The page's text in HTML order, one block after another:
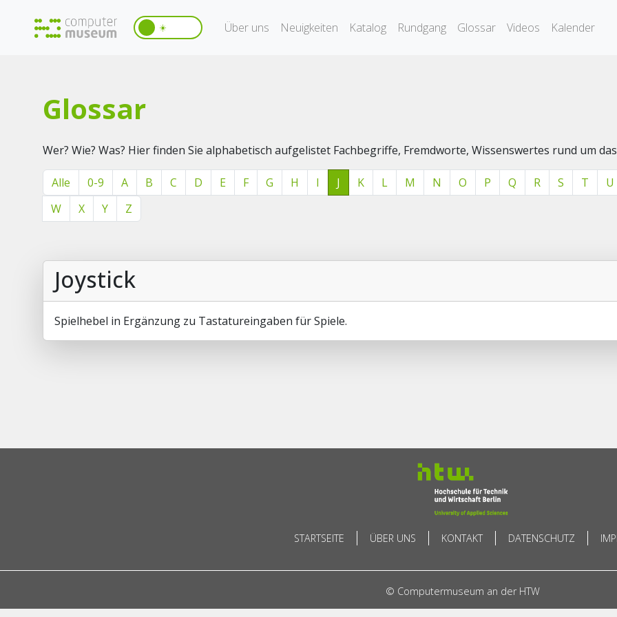
☀️ Über uns Neuigkeiten Katalog Rundgang Glossar Videos Kalender
Glossar
Wer? Wie? Was? Hier finden Sie alphabetisch aufgelistet Fachbegriffe, Fremdworte, Wissenswertes rund um
Alle 0-9 A B C D E F G H I J K L M N O P Q R S T U
W
X Y Z
Joystick
Spielhebel in Ergänzung zu Tastatureingaben für Spiele.
STARTSEITE ÜBER UNS KONTAKT DATENSCHUTZ
© Computermuseum an der HTW